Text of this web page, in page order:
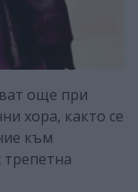
още при
хора, както се
към
трепетна